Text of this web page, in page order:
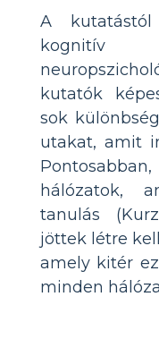
A
kognitív
kutatók
sok
utakat, amit
hálózatok,
tanulás
jöttek létre
amely kitér
minden